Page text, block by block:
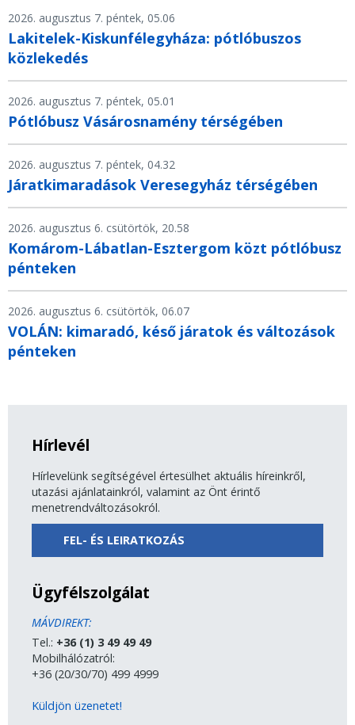
2026. augusztus 7. péntek, 05.06
Lakitelek-Kiskunfélegyháza: pótlóbuszos
közlekedés
2026. augusztus 7. péntek, 05.01
Pótlóbusz Vásárosnamény térségében
2026. augusztus 7. péntek, 04.32
Járatkimaradások Veresegyház térségében
2026. augusztus 6. csütörtök, 20.58
Komárom-Lábatlan-Esztergom közt pótlóbusz
pénteken
2026. augusztus 6. csütörtök, 06.07
VOLÁN: kimaradó, késő járatok és változások
pénteken
Hírlevél
Hírlevelünk segítségével értesülhet aktuális híreinkről,
utazási ajánlatainkról, valamint az Önt érintő
menetrendváltozásokról.
FEL- ÉS LEIRATKOZÁS
Ügyfélszolgálat
MÁVDIREKT:
Tel.: +36 (1) 3 49 49 49
Mobilhálózatról:
+36 (20/30/70) 499 4999
Küldjön üzenetet!